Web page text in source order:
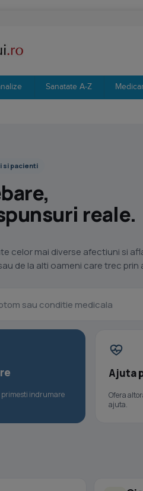
Sanatate A-Z
si pacienti
reale.
celor mai diverse afectiuni si
de la alti oameni care trec
primesti indrumare
Ajuta
Ofera
ajuta.